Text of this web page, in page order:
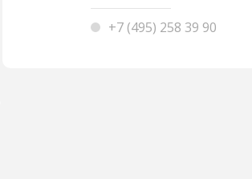
+7 (495) 258 39 90